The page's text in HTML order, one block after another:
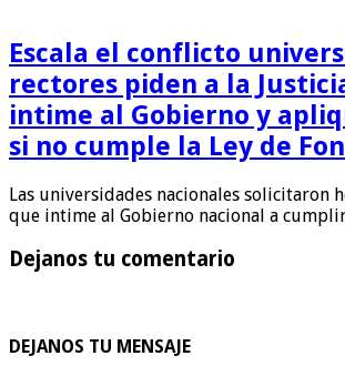
Escala el conflicto
rectores piden a la
intime al Gobierno y
si no cumple la Ley de
Las universidades nacionales solicitaron
que intime al Gobierno nacional a
Dejanos tu comentario
DEJANOS TU MENSAJE